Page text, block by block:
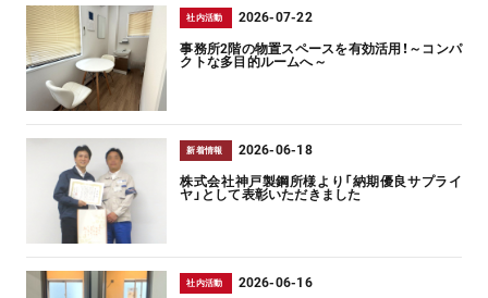
社内活動 2026-07-22
事務所2階の物置スペースを有効活用！～コンパ
クトな多目的ルームへ～
新着情報 2026-06-18
株式会社神戸製鋼所様より「納期優良サプライ
ヤ」として表彰いただきました
社内活動 2026-06-16